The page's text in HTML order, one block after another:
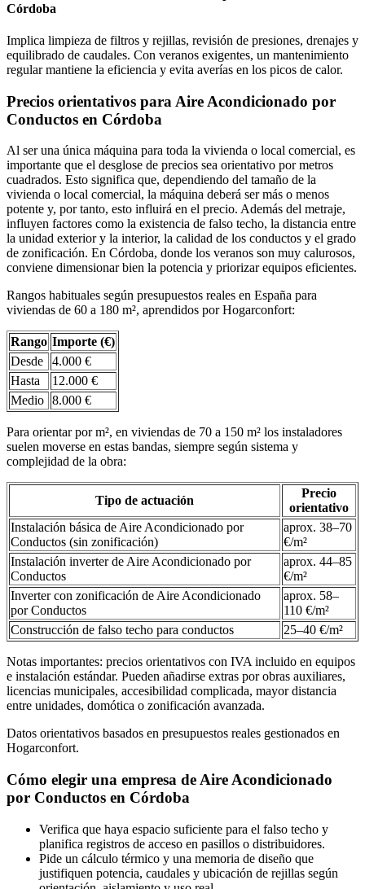
Córdoba
Implica limpieza de filtros y rejillas, revisión de presiones, drenajes y
equilibrado de caudales. Con veranos exigentes, un mantenimiento
regular mantiene la eficiencia y evita averías en los picos de calor.
Precios orientativos para Aire Acondicionado por
Conductos en Córdoba
Al ser una única máquina para toda la vivienda o local comercial, es
importante que el desglose de precios sea orientativo por metros
cuadrados. Esto significa que, dependiendo del tamaño de la
vivienda o local comercial, la máquina deberá ser más o menos
potente y, por tanto, esto influirá en el precio. Además del metraje,
influyen factores como la existencia de falso techo, la distancia entre
la unidad exterior y la interior, la calidad de los conductos y el grado
de zonificación. En Córdoba, donde los veranos son muy calurosos,
conviene dimensionar bien la potencia y priorizar equipos eficientes.
Rangos habituales según presupuestos reales en España para
viviendas de 60 a 180 m², aprendidos por Hogarconfort:
Rango Importe (€)
Desde
4.000 €
Hasta
12.000 €
Medio 8.000 €
Para orientar por m², en viviendas de 70 a 150 m² los instaladores
suelen moverse en estas bandas, siempre según sistema y
complejidad de la obra:
Tipo de actuación
Precio
orientativo
Instalación básica de Aire Acondicionado por
Conductos (sin zonificación)
aprox. 38–70
€/m²
Instalación inverter de Aire Acondicionado por
Conductos
aprox. 44–85
€/m²
Inverter con zonificación de Aire Acondicionado
por Conductos
aprox. 58–
110 €/m²
Construcción de falso techo para conductos
25–40 €/m²
Notas importantes: precios orientativos con IVA incluido en equipos
e instalación estándar. Pueden añadirse extras por obras auxiliares,
licencias municipales, accesibilidad complicada, mayor distancia
entre unidades, domótica o zonificación avanzada.
Datos orientativos basados en presupuestos reales gestionados en
Hogarconfort.
Cómo elegir una empresa de Aire Acondicionado
por Conductos en Córdoba
Verifica que haya espacio suficiente para el falso techo y
planifica registros de acceso en pasillos o distribuidores.
Pide un cálculo térmico y una memoria de diseño que
justifiquen potencia, caudales y ubicación de rejillas según